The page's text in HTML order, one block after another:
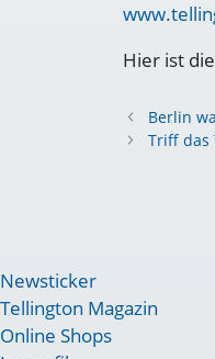
Hier ist die
Berlin
Triff das
Newsticker
Tellington Magazin
Online Shops